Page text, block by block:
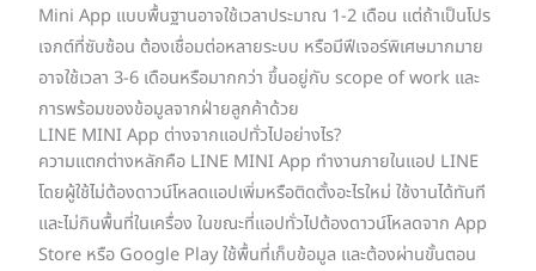
Mini App แบบพื้นฐานอาจใช้เวลาประมาณ 1-2 เดือน แต่ถ้าเป็นโปร
เจกต์ที่ซับซ้อน ต้องเชื่อมต่อหลายระบบ หรือมีฟีเจอร์พิเศษมากมาย
อาจใช้เวลา 3-6 เดือนหรือมากกว่า ขึ้นอยู่กับ scope of work และ
การพร้อมของข้อมูลจากฝ่ายลูกค้าด้วย
LINE MINI App ต่างจากแอปทั่วไปอย่างไร?
ความแตกต่างหลักคือ LINE MINI App ทำงานภายในแอป LINE
โดยผู้ใช้ไม่ต้องดาวน์โหลดแอปเพิ่มหรือติดตั้งอะไรใหม่ ใช้งานได้ทันที
และไม่กินพื้นที่ในเครื่อง ในขณะที่แอปทั่วไปต้องดาวน์โหลดจาก App
Store หรือ Google Play ใช้พื้นที่เก็บข้อมูล และต้องผ่านขั้นตอน